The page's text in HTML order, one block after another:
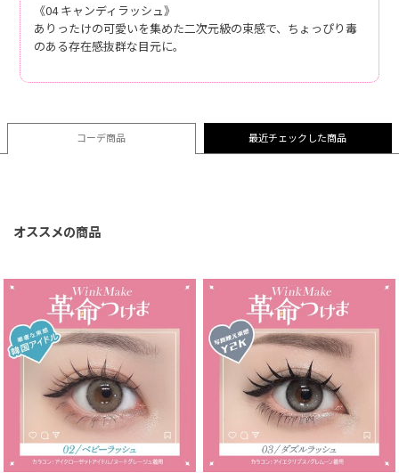
《04 キャンディラッシュ》
ありったけの可愛いを集めた二次元級の束感で、ちょっぴり毒
のある存在感抜群な目元に。
コーデ商品 最近チェックした商品
オススメの商品